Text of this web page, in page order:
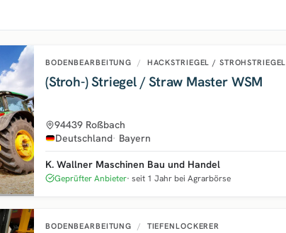
BODENBEARBEITUNG / HACKSTRIEGEL / STROHSTRIEGEL
(Stroh-) Striegel / Straw Master WSM
94439 Roßbach
Deutschland Bayern
K. Wallner Maschinen Bau und Handel
Geprüfter Anbieter seit 1 Jahr bei Agrarbörse
BODENBEARBEITUNG / TIEFENLOCKERER